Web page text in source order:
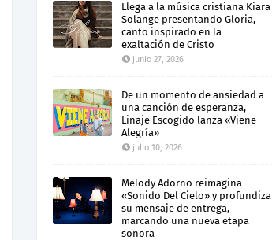
Llega a la música cristiana Kiara
Solange presentando Gloria,
canto inspirado en la
exaltación de Cristo
junio 27, 2026
De un momento de ansiedad a
una canción de esperanza,
Linaje Escogido lanza «Viene
Alegría»
julio 10, 2026
Melody Adorno reimagina
«Sonido Del Cielo» y profundiza
su mensaje de entrega,
marcando una nueva etapa
sonora